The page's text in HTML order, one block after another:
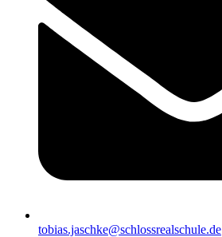
tobias.jaschke@schlossrealschule.de